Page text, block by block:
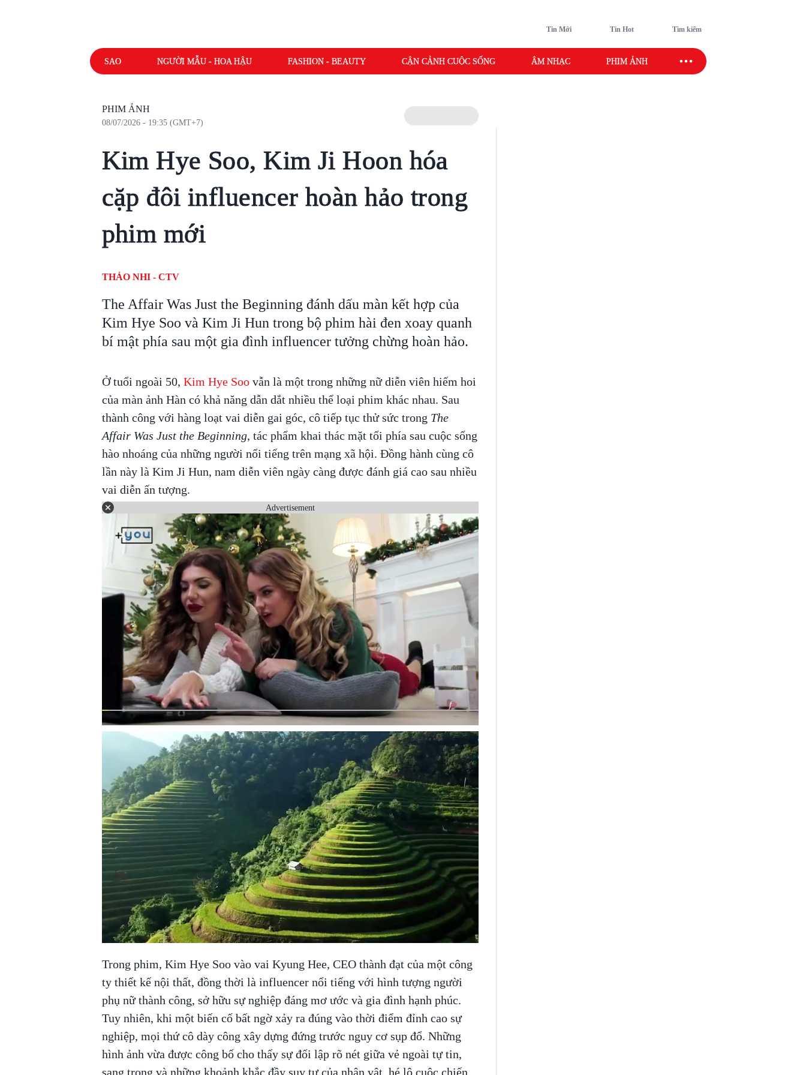
Tin Mới Tin Hot Tìm kiếm
SAO NGƯỜI MẪU - HOA HẬU FASHION - BEAUTY CẬN CẢNH CUỘC SỐNG ÂM NHẠC PHIM ẢNH SAO SPORT
PHIM ẢNH
08/07/2026 - 19:35 (GMT+7)
Kim Hye Soo, Kim Ji Hoon hóa
cặp đôi influencer hoàn hảo trong
phim mới
THẢO NHI - CTV
The Affair Was Just the Beginning đánh dấu màn kết hợp của
Kim Hye Soo và Kim Ji Hun trong bộ phim hài đen xoay quanh
bí mật phía sau một gia đình influencer tưởng chừng hoàn hảo.
Ở tuổi ngoài 50, Kim Hye Soovẫn là một trong những nữ diễn viên hiếm hoi
của màn ảnh Hàn có khả năng dẫn dắt nhiều thể loại phim khác nhau. Sau
thành công với hàng loạt vai diễn gai góc, cô tiếp tục thử sức trong The
Affair Was Just the Beginning, tác phẩm khai thác mặt tối phía sau cuộc sống
hào nhoáng của những người nổi tiếng trên mạng xã hội. Đồng hành cùng cô
lần này là Kim Ji Hun, nam diễn viên ngày càng được đánh giá cao sau nhiều
vai diễn ấn tượng.
Advertisement
Trong phim, Kim Hye Soo vào vai Kyung Hee, CEO thành đạt của một công
ty thiết kế nội thất, đồng thời là influencer nổi tiếng với hình tượng người
phụ nữ thành công, sở hữu sự nghiệp đáng mơ ước và gia đình hạnh phúc.
Tuy nhiên, khi một biến cố bất ngờ xảy ra đúng vào thời điểm đỉnh cao sự
nghiệp, mọi thứ cô dày công xây dựng đứng trước nguy cơ sụp đổ. Những
hình ảnh vừa được công bố cho thấy sự đối lập rõ nét giữa vẻ ngoài tự tin,
sang trọng và những khoảnh khắc đầy suy tư của nhân vật, hé lộ cuộc chiến